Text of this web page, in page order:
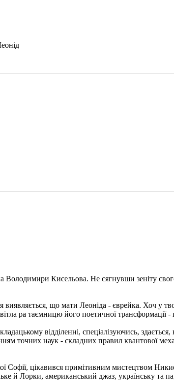
Кисельова. Не сягнувши зеніту
що мати Леоніда - єврейка. Хоч у
ра таємницю його поетичної трансформації -
відділенні, спеціалізуючись,
точних наук - складних правил квантової
Софії, цікавився примітивним мистецтвом
й Лорки, американський джаз, українську та